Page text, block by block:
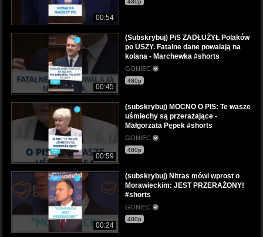
00:54
480p
00:45
(Subskrybuj) PiS ZADŁUŻYŁ Polaków
po USZY. Fatalne dane powalają na
kolana - Marchewka #shorts
GONIEC
480p
00:59
(subskrybuj) MOCNO O PIS: Te wasze
uśmiechy są przerażające -
Małgorzata Pępek #shorts
GONIEC
480p
00:24
(subskrybuj) Nitras mówi wprost o
Morawieckim: JEST PRZERAŻONY!
#shorts
GONIEC
480p